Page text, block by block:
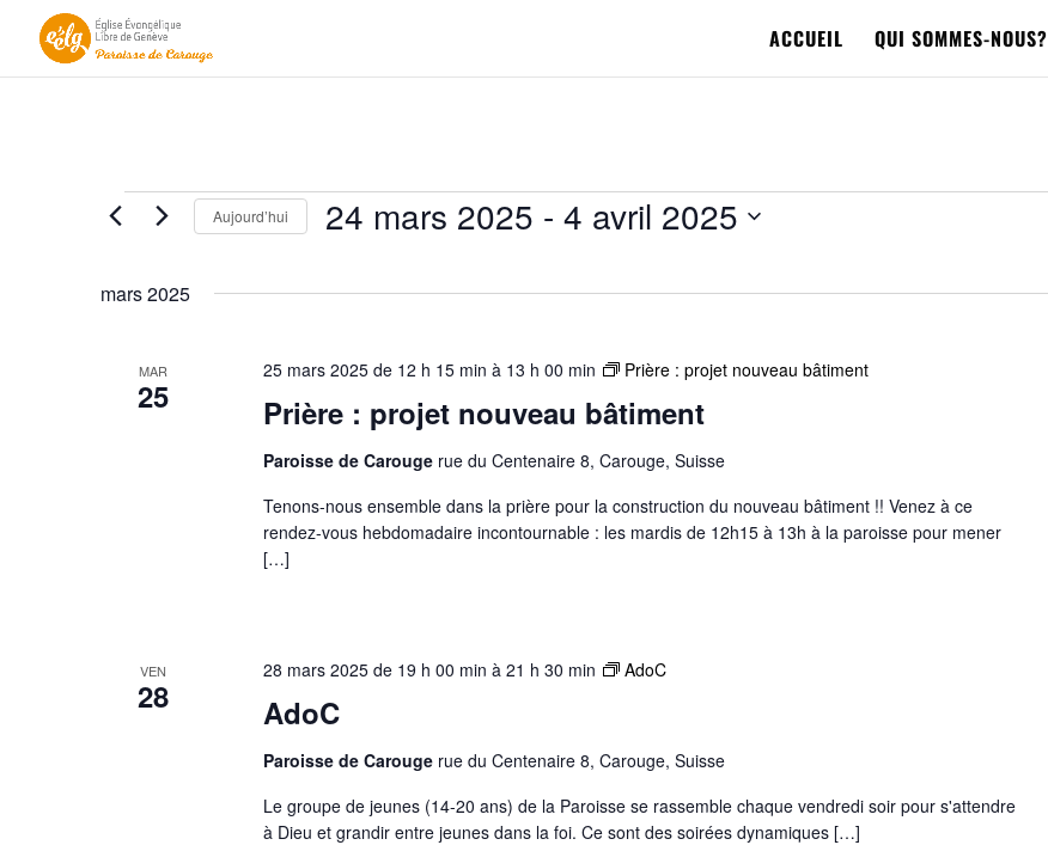
ACCUEIL QUI SOMMES-NOUS?
Évènements
Aujourd’hui 24 mars 2025 - 4 avril 2025
mars 2025
MAR
25 Prière : projet nouveau bâtiment
25 mars 2025 de 12 h 15 min à 13 h 00 min Prière : projet nouveau bâtiment
Paroisse de Carouge rue du Centenaire 8, Carouge, Suisse
Tenons-nous ensemble dans la prière pour la construction du nouveau bâtiment !! Venez à ce
rendez-vous hebdomadaire incontournable : les mardis de 12h15 à 13h à la paroisse pour mener
[…]
VEN
28 AdoC
28 mars 2025 de 19 h 00 min à 21 h 30 min AdoC
Paroisse de Carouge rue du Centenaire 8, Carouge, Suisse
Le groupe de jeunes (14-20 ans) de la Paroisse se rassemble chaque vendredi soir pour s'attendre
à Dieu et grandir entre jeunes dans la foi. Ce sont des soirées dynamiques […]